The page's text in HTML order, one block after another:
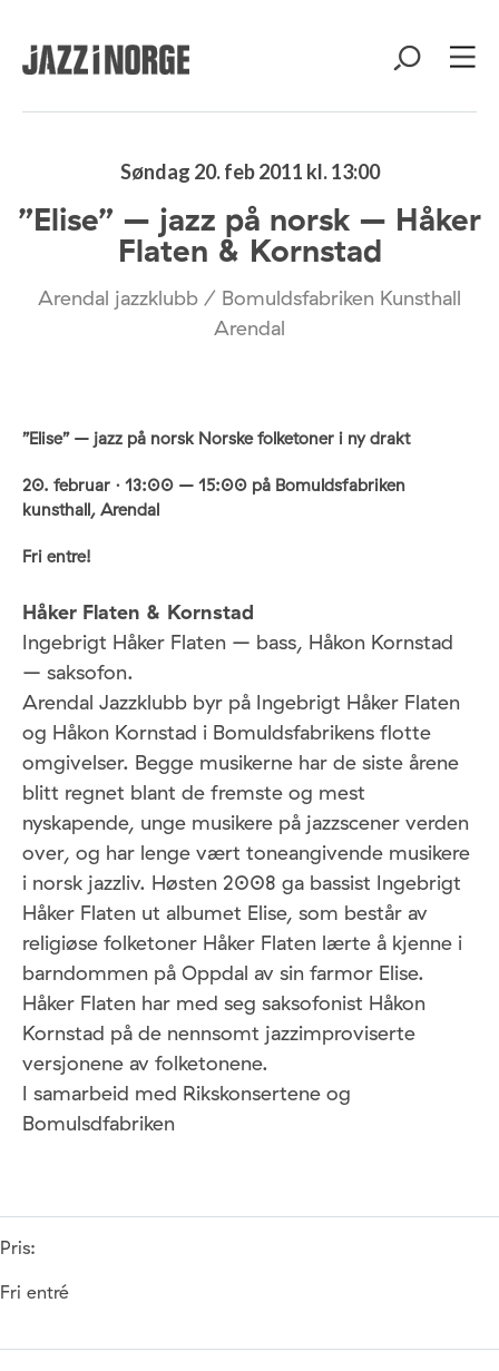
Søndag 20. feb 2011 kl. 13:00
”Elise” – jazz på norsk – Håker
Flaten & Kornstad
Arendal jazzklubb / Bomuldsfabriken Kunsthall
Arendal
”Elise” – jazz på norsk Norske folketoner i ny drakt
20. februar · 13:00 – 15:00 på Bomuldsfabriken
kunsthall, Arendal
Fri entre!
Håker Flaten & Kornstad
Ingebrigt Håker Flaten – bass, Håkon Kornstad
– saksofon.
Arendal Jazzklubb byr på Ingebrigt Håker Flaten
og Håkon Kornstad i Bomuldsfabrikens flotte
omgivelser. Begge musikerne har de siste årene
blitt regnet blant de fremste og mest
nyskapende, unge musikere på jazzscener verden
over, og har lenge vært toneangivende musikere
i norsk jazzliv. Høsten 2008 ga bassist Ingebrigt
Håker Flaten ut albumet Elise, som består av
religiøse folketoner Håker Flaten lærte å kjenne i
barndommen på Oppdal av sin farmor Elise.
Håker Flaten har med seg saksofonist Håkon
Kornstad på de nennsomt jazzimproviserte
versjonene av folketonene.
I samarbeid med Rikskonsertene og
Bomulsdfabriken
Pris:
Fri entré